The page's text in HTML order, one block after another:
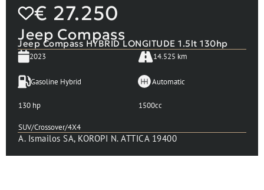
€ 27.250
Jeep Compass
Jeep Compass HYBRID LONGITUDE 1.5lt 130hp
2023 14.525 km
Gasoline Hybrid Automatic
130 hp 1500cc
SUV/Crossover/4X4
A. Ismailos SA, KOROPI N. ATTICA 19400